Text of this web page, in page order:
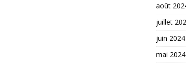
août
juillet
juin 2024
mai 2024